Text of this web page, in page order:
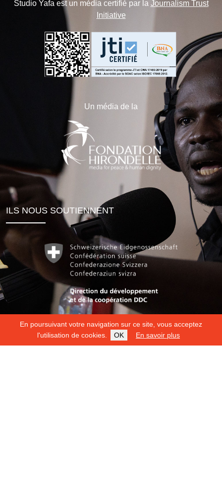
En poursuivant votre navigation sur ce site, vous acceptez
l'utilisation de cookies.
OK En savoir plus
Studio Yafa est un média certifié par la Journalism Trust
Initiative
Un média de la
ILS NOUS SOUTIENNENT